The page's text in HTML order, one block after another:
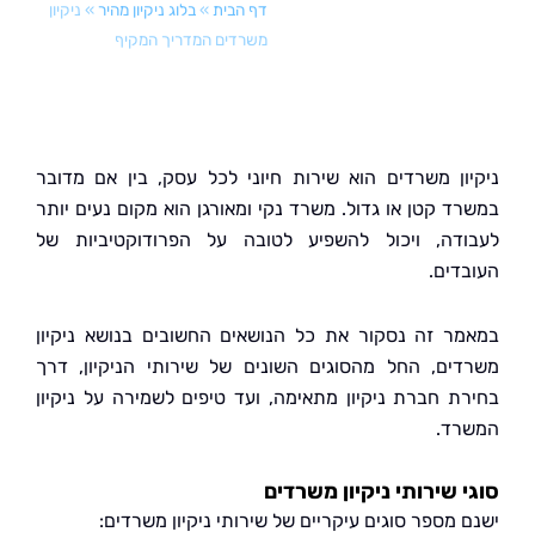
»בלוג ניקיון מהיר »ניקיון
משרדים המדריך המקיף
משרדים הוא שירות חיוני לכל עסק, בין אם מדובר
קטן או גדול. משרד נקי ומאורגן הוא מקום נעים יותר
ויכול להשפיע לטובה על הפרודוקטיביות של
זה נסקור את כל הנושאים החשובים בנושא ניקיון
החל מהסוגים השונים של שירותי הניקיון, דרך
חברת ניקיון מתאימה, ועד טיפים לשמירה על ניקיון
שירותי ניקיון משרדים
מספר סוגים עיקריים של שירותי ניקיון משרדים: